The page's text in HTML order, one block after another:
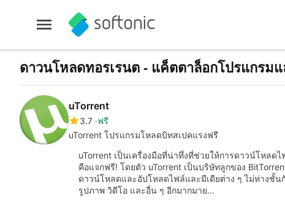
ดาวนโหลดทอรเรนต - แค็ตตาล็อกโปรแกรม
uTorrent
3.7 ฟรี
uTorrent โปรแกรมโหลดบิทสเปคแรงฟรี
uTorrent เป็นเครื่องมือที่น่าทึ่งที่ช่วยให้การดาวน์โหล
คือแจกฟรี! โดยตัว uTorrent เป็นบริษัทลูกของ
ดาวน์โหลดและอัปโหลดไฟล์และมีเดียต่าง ๆ ไม่ห่างชั้น
รูปภาพ วิดีโอ และอื่น ๆ อีกมากมาย…